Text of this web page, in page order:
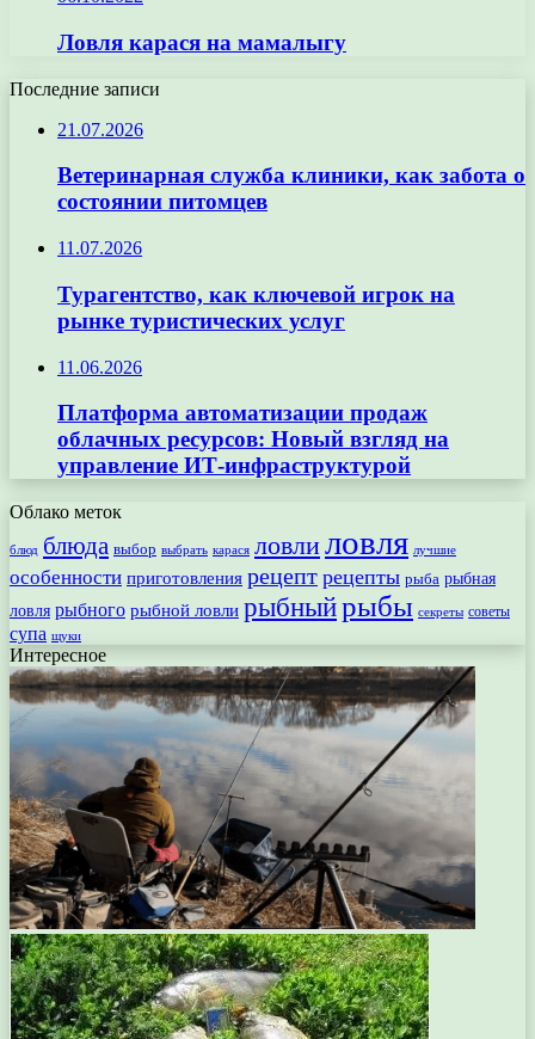
Ловля карася на мамалыгу
Последние записи
21.07.2026
Ветеринарная служба клиники, как забота о
состоянии питомцев
11.07.2026
Турагентство, как ключевой игрок на
рынке туристических услуг
11.06.2026
Платформа автоматизации продаж
облачных ресурсов: Новый взгляд на
управление ИТ-инфраструктурой
Облако меток
блюд блюда выбор выбрать карася ловлиловля лучшие
особенности приготовления рецепт рецепты рыба рыбная
ловля рыбного рыбной ловли рыбныйрыбы секреты советы
супа щуки
Интересное